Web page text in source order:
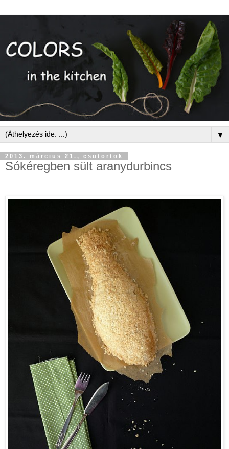
▼
2013. március 21., csütörtök
Sókéregben sült aranydurbincs